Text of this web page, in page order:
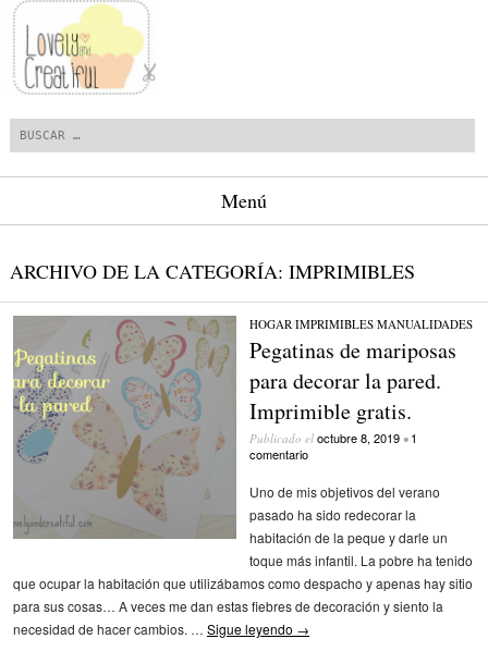
Menú
ARCHIVO DE LA CATEGORÍA: IMPRIMIBLES
HOGAR/IMPRIMIBLES/MANUALIDADES
Pegatinas de mariposas
para decorar la pared.
Imprimible gratis.
Publicado el octubre 8, 2019 • 1
comentario
Uno de mis objetivos del verano
pasado ha sido redecorar la
habitación de la peque y darle un
toque más infantil. La pobre ha tenido
que ocupar la habitación que utilizábamos como despacho y apenas hay sitio
para sus cosas… A veces me dan estas fiebres de decoración y siento la
necesidad de hacer cambios. … Sigue leyendo →